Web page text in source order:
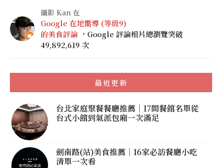
攝影 Kan 在
Google 在地嚮導 (等級9)
的美食評論 ，Google 評論相片總瀏覽突破
49,892,619 次
最近更新
台北家庭聚餐餐廳推薦｜17間餐館名單從
台式小館到氣派包廂一次滿足
劍南路(站)美食推薦｜16家必訪餐廳小吃
清單一次看